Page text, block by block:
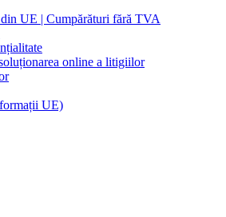
UE | Cumpărături fără TVA
online a litigiilor
UE)